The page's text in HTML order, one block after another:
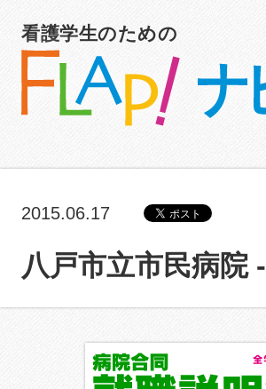
看護学生のための
2015.06.17
八戸市立市民病院 -